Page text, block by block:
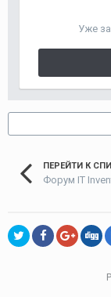
Уже
ПЕРЕЙТИ К
Форум IT